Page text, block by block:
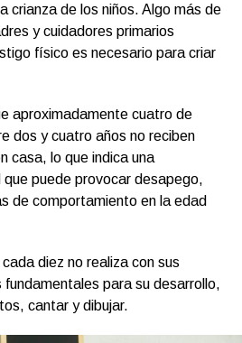
crianza de los niños. Algo más de
y cuidadores primarios
físico es necesario para criar
aproximadamente cuatro de
dos y cuatro años no reciben
casa, lo que indica una
puede provocar desapego,
de comportamiento en la edad
diez no realiza con sus
para su desarrollo,
cantar y dibujar.